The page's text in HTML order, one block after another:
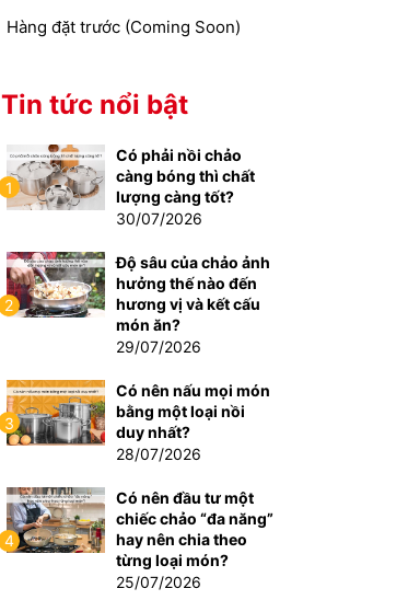
Hàng đặt trước (Coming Soon)
Tin tức nổi bật
1
Có phải nồi chảo
càng bóng thì chất
lượng càng tốt?
30/07/2026
2
Độ sâu của chảo ảnh
hưởng thế nào đến
hương vị và kết cấu
món ăn?
29/07/2026
3
Có nên nấu mọi món
bằng một loại nồi
duy nhất?
28/07/2026
4
Có nên đầu tư một
chiếc chảo “đa năng”
hay nên chia theo
từng loại món?
25/07/2026